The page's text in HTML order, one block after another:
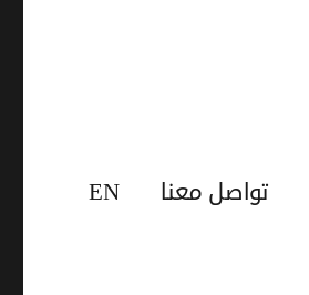
تواصل معنا EN